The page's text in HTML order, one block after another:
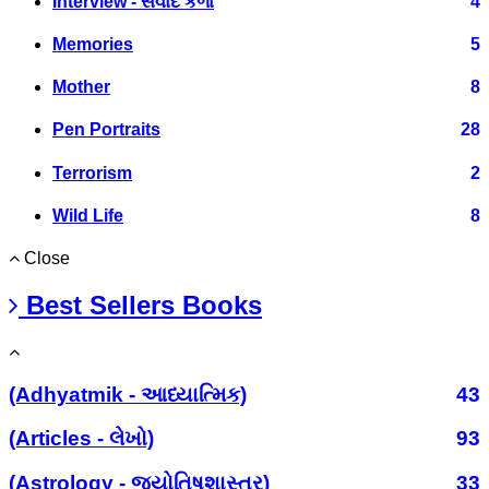
Memories 5
Mother 8
Pen Portraits 28
Terrorism 2
Wild Life 8
Close
Best Sellers Books
(Adhyatmik - આધ્યાત્મિક)
43
(Articles - લેખો)
93
(Astrology - જ્યોતિષશાસ્ત્ર)
33